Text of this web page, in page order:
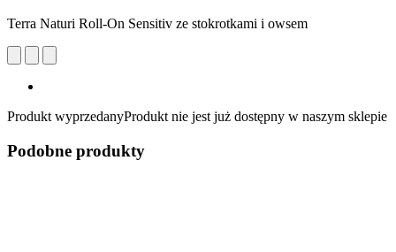
Terra Naturi Roll-On Sensitiv ze stokrotkami i owsem
Produkt wyprzedanyProdukt nie jest już dostępny w naszym sklepie
Podobne produkty